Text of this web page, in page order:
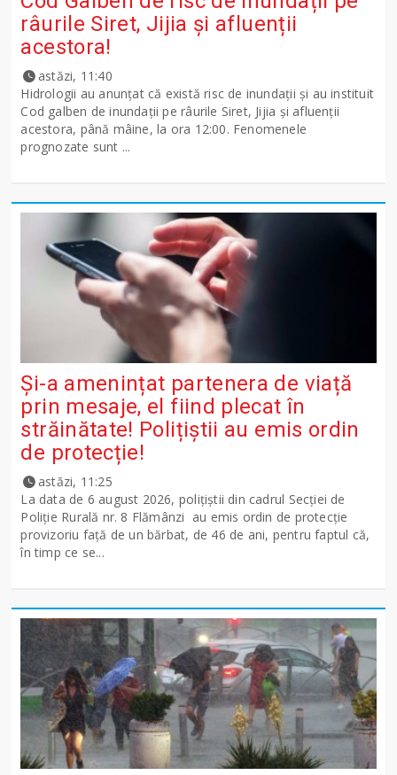
râurile Siret, Jijia și afluenții
acestora!
astăzi, 11:40
Hidrologii au anunțat că există risc de inundații și au instituit
Cod galben de inundații pe râurile Siret, Jijia și afluenții
acestora, până mâine, la ora 12:00. Fenomenele
prognozate sunt ...
Și-a amenințat partenera de viață
prin mesaje, el fiind plecat în
străinătate! Polițiștii au emis ordin
de protecție!
astăzi, 11:25
La data de 6 august 2026, polițiștii din cadrul Secției de
Poliție Rurală nr. 8 Flămânzi au emis ordin de protecție
provizoriu față de un bărbat, de 46 de ani, pentru faptul că,
în timp ce se...